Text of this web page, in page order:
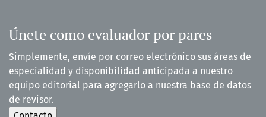
Únete como evaluador por pares
Simplemente, envíe por correo electrónico sus áreas de
especialidad y disponibilidad anticipada a nuestro
equipo editorial para agregarlo a nuestra base de datos
de revisor.